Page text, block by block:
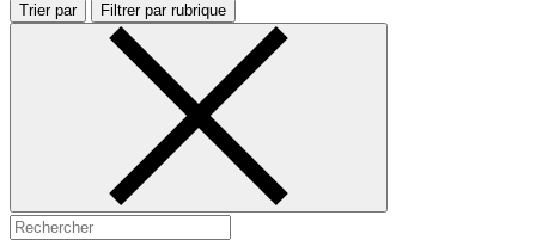
Trier par Filtrer par rubrique